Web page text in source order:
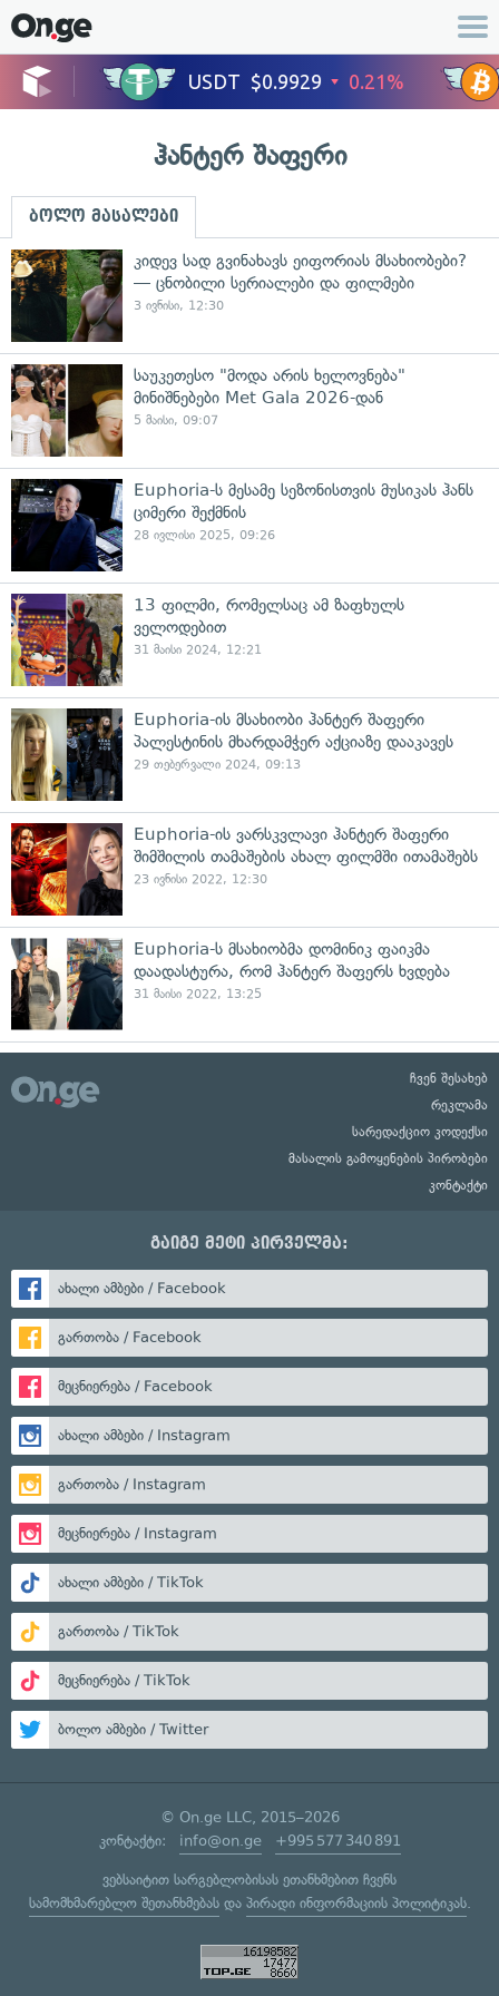
ჰანტერ შაფერი
ბოლო მასალები
კიდევ სად გვინახავს ეიფორიას მსახიობები?
— ცნობილი სერიალები და ფილმები
3 ივნისი, 12:30
საუკეთესო "მოდა არის ხელოვნება"
მინიშნებები Met Gala 2026-დან
5 მაისი, 09:07
Euphoria-ს მესამე სეზონისთვის მუსიკას ჰანს
ციმერი შექმნის
28 ივლისი 2025, 09:26
13 ფილმი, რომელსაც ამ ზაფხულს
ველოდებით
31 მაისი 2024, 12:21
Euphoria-ის მსახიობი ჰანტერ შაფერი
პალესტინის მხარდამჭერ აქციაზე დააკავეს
29 თებერვალი 2024, 09:13
Euphoria-ის ვარსკვლავი ჰანტერ შაფერი
შიმშილის თამაშების ახალ ფილმში ითამაშებს
23 ივნისი 2022, 12:30
Euphoria-ს მსახიობმა დომინიკ ფაიკმა
დაადასტურა, რომ ჰანტერ შაფერს ხვდება
31 მაისი 2022, 13:25
ჩვენ შესახებ
რეკლამა
სარედაქციო კოდექსი
მასალის გამოყენების პირობები
კონტაქტი
გაიგე მეტი პირველმა:
ახალი ამბები / Facebook
გართობა / Facebook
მეცნიერება / Facebook
ახალი ამბები / Instagram
გართობა / Instagram
მეცნიერება / Instagram
ახალი ამბები / TikTok
გართობა / TikTok
მეცნიერება / TikTok
ბოლო ამბები / Twitter
© On.ge LLC, 2015–2026
კონტაქტი: info@on.ge +995 577 340 891
ვებსაიტით სარგებლობისას ეთანხმებით ჩვენს
სამომხმარებლო შეთანხმებასდა პირადი ინფორმაციის პოლიტიკას.